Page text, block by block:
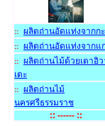
:: ผลิตถ่านอัดแท่งจากก
:: ผลิตถ่านอัดแท่งจากแ
::
ผลิตถ่านไม้ด้วยเตาอิว
เตะ
::
ผลิตถ่านไม้
นครศรีธรรมราช
:: ------ ::